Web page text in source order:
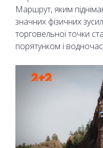
Маршрут, яким
значних фізичних
торговельної точки
порятунком і